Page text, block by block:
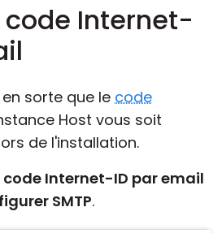
code Internet-
sorte que le code
Host vous soit
de l'installation.
code Internet-ID par email
SMTP.